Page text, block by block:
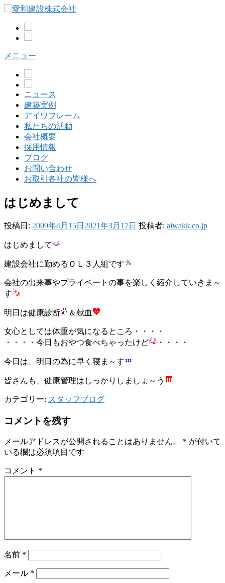
へ
メニュー
ニュース
建築実例
アイワフレーム
私たちの活動
会社概要
採用情報
ブログ
お問い合わせ
お取引各社の皆様へ
はじめまして
投稿日: 2009年4月15日 2021年3月17日 投稿者: aiwakk.co.jp
はじめまして
建設会社に勤めるＯＬ３人組です
会社の出来事やプライベートの事を楽しく紹介していきま～
す
明日は健康診断 ＆献血
女心としては体重が気になるところ・・・・
・・・・今日もおやつ食べちゃったけど
・・・・
今日は、明日の為に早く寝ま～す
皆さんも、健康管理はしっかりしましょ～う
カテゴリー: スタッフブログ
コメントを残す
メールアドレスが公開されることはありません。 * が付いて
いる欄は必須項目です
コメント *
名前 *
メール *